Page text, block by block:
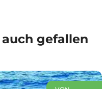
gefallen